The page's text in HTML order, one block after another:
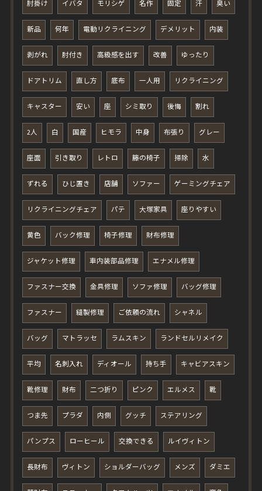
肘掛け イバタ モリシゲ 名作 固定 汗 臭い
新品 何年 電動リクライニング デメリット 内装
剥がれ 肘付き 高級感を出す 改善 ゆったり
ドアトリム 直し方 底布 一人用 リクライニング
キャスター 安い 座 シミ取り 後悔 割れ
2人 白 国産 ヒモラ 中身 布張り グレー
座面 引き取り レトロ 籐の椅子 掃除 水
ずれる ひじ置き 店舗 ソファー ゲーミングチェア
リクライニングチェア パテ 大塚家具 座りやすい
黄色 バック修理 椅子修理 財布修理
ジャケット修理 車内装部品修理 エナメル修理
ファスナー交換 金具修理 ソファ修理 バッグ修理
ファスナー 縫製修理 ご依頼の流れ シャネル
バッグ マトラッセ ラムスキン ランドセルリメイク
平均 名刺入れ ディオール 持ち手 キャビアスキン
靴修理 財布 二つ折り ピンク エルメス 靴
つま先 プラダ 内側 グッチ ステアリング
パンプス ローヒール 交換できる ルイヴィトン
長財布 ヴィトン ショルダーバッグ メンズ ダミエ